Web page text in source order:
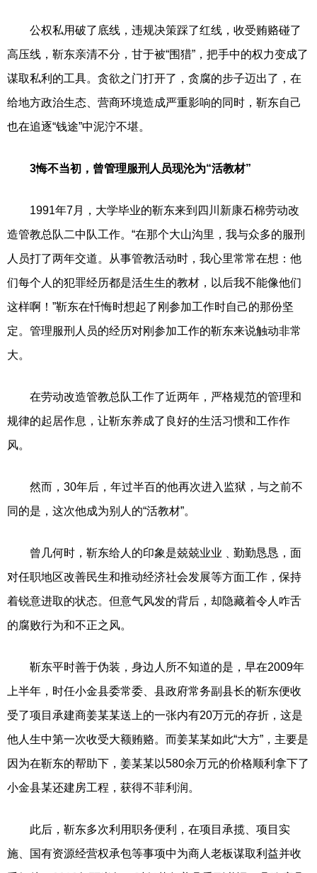
公权私用破了底线，违规决策踩了红线，收受贿赂碰了
高压线，靳东亲清不分，甘于被“围猎”，把手中的权力变成了
谋取私利的工具。贪欲之门打开了，贪腐的步子迈出了，在
给地方政治生态、营商环境造成严重影响的同时，靳东自己
也在追逐“钱途”中泥泞不堪。
3悔不当初，曾管理服刑人员现沦为“活教材”
1991年7月，大学毕业的靳东来到四川新康石棉劳动改
造管教总队二中队工作。“在那个大山沟里，我与众多的服刑
人员打了两年交道。从事管教活动时，我心里常常在想：他
们每个人的犯罪经历都是活生生的教材，以后我不能像他们
这样啊！”靳东在忏悔时想起了刚参加工作时自己的那份坚
定。管理服刑人员的经历对刚参加工作的靳东来说触动非常
大。
在劳动改造管教总队工作了近两年，严格规范的管理和
规律的起居作息，让靳东养成了良好的生活习惯和工作作
风。
然而，30年后，年过半百的他再次进入监狱，与之前不
同的是，这次他成为别人的“活教材”。
曾几何时，靳东给人的印象是兢兢业业﹑勤勤恳恳，面
对任职地区改善民生和推动经济社会发展等方面工作，保持
着锐意进取的状态。但意气风发的背后，却隐藏着令人咋舌
的腐败行为和不正之风。
靳东平时善于伪装，身边人所不知道的是，早在2009年
上半年，时任小金县委常委、县政府常务副县长的靳东便收
受了项目承建商姜某某送上的一张内有20万元的存折，这是
他人生中第一次收受大额贿赂。而姜某某如此“大方”，主要是
因为在靳东的帮助下，姜某某以580余万元的价格顺利拿下了
小金县某还建房工程，获得不菲利润。
此后，靳东多次利用职务便利，在项目承揽、项目实
施、国有资源经营权承包等事项中为商人老板谋取利益并收